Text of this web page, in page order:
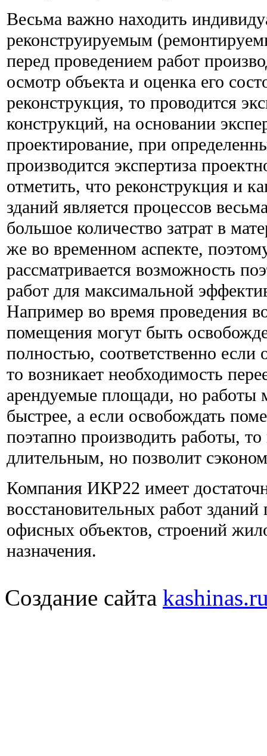
Весьма важно находить
реконструируемым
перед проведением работ
осмотр объекта и оценка его
реконструкция, то проводится
конструкций, на основании
проектирование, при
производится экспертиза
отметить, что реконструкция и
зданий является процессов
большое количество затрат в
же во временном аспекте,
рассматривается возможность
работ для максимальной
Например во время проведения
помещения могут быть
полностью, соответственно
то возникает необходимость
арендуемые площади, но работы
быстрее, а если освобождать
поэтапно производить работы, то
длительным, но позволит
Компания ИКР22 имеет
восстановительных работ
офисных объектов, строений
назначения.
Создание сайта